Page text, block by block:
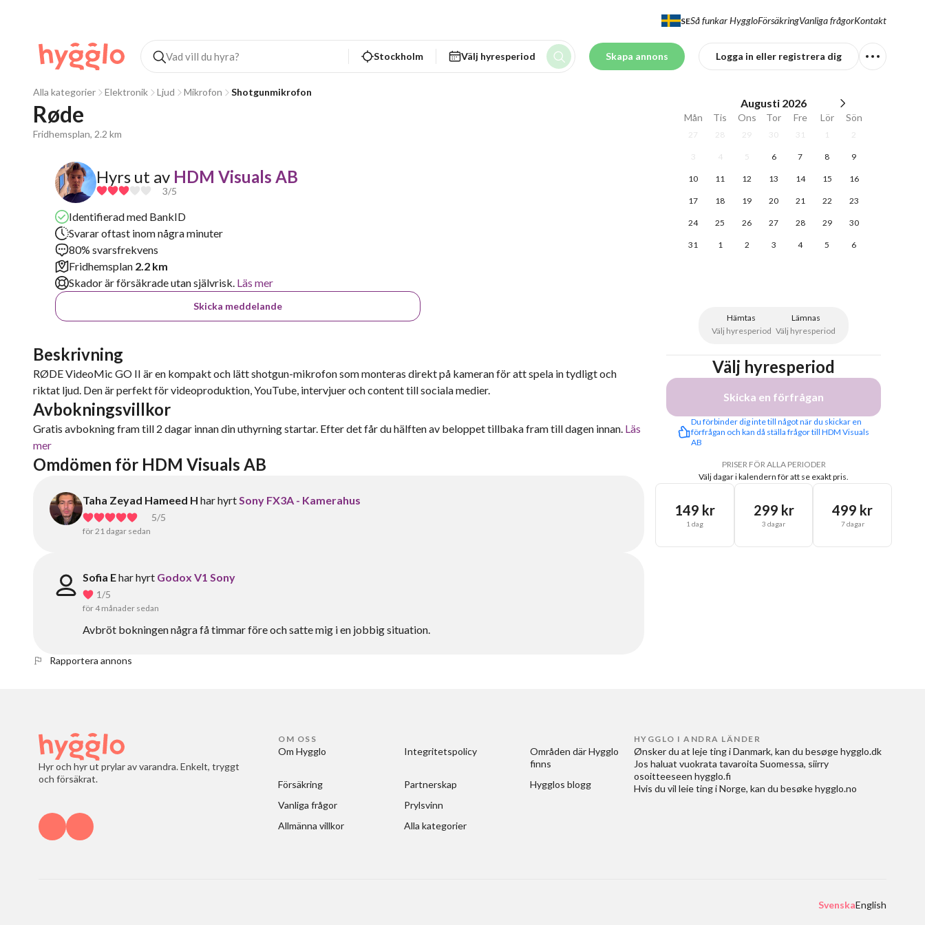
SESå funkar HyggloFörsäkringVanliga frågorKontakt
Stockholm Välj hyresperiod Skapa annons Logga in eller registrera dig
Alla kategorier Elektronik Ljud Mikrofon Shotgunmikrofon
Røde
Fridhemsplan, 2.2 km
Hyrs ut av HDM Visuals AB
3/5
Identifierad med BankID
Svarar oftast inom några minuter
80% svarsfrekvens
Fridhemsplan 2.2 km
Skador är försäkrade utan självrisk. Läs mer
Skicka meddelande
Beskrivning
RØDE VideoMic GO II är en kompakt och lätt shotgun-mikrofon som monteras direkt på kameran för att spela in tydligt och
riktat ljud. Den är perfekt för videoproduktion, YouTube, intervjuer och content till sociala medier.
Avbokningsvillkor
Gratis avbokning fram till 2 dagar innan din uthyrning startar. Efter det får du hälften av beloppet tillbaka fram till dagen innan. Läs
mer
Omdömen för HDM Visuals AB
Taha Zeyad Hameed H har hyrtSony FX3A - Kamerahus
5/5
för 21 dagar sedan
Sofia Ehar hyrt Godox V1 Sony
1/5
för 4 månader sedan
Avbröt bokningen några få timmar före och satte mig i en jobbig situation.
Augusti 2026
Mån Tis Ons Tor Fre Lör Sön
27 28 29 30 31 1 2
3 4 5 6 7 8 9
10 11 12 13 14 15 16
17 18 19 20 21 22 23
24 25 26 27 28 29 30
31 1 2 3 4 5 6
Hämtas
Välj hyresperiod
Lämnas
Välj hyresperiod
Välj hyresperiod
Skicka en förfrågan
Du förbinder dig inte till något när du skickar en
förfrågan och kan då ställa frågor till HDM Visuals
AB
PRISER FÖR ALLA PERIODER
Välj dagar i kalendern för att se exakt pris.
149 kr
1 dag
299 kr
3 dagar
499 kr
7 dagar
Rapportera annons
Hyr och hyr ut prylar av varandra. Enkelt, tryggt
och försäkrat.
OM OSS
Om Hygglo
Försäkring
Vanliga frågor
Allmänna villkor
Integritetspolicy
Partnerskap
Prylsvinn
Alla kategorier
Områden där Hygglo
finns
Hygglos blogg
HYGGLO I ANDRA LÄNDER
Ønsker du at leje ting i Danmark, kan du besøge hygglo.dk
Jos haluat vuokrata tavaroita Suomessa, siirry
osoitteeseen hygglo.fi
Hvis du vil leie ting i Norge, kan du besøke hygglo.no
SvenskaEnglish